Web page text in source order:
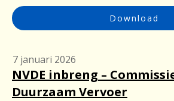
Download
7 januari 2026
NVDE inbreng –
Duurzaam Vervoer